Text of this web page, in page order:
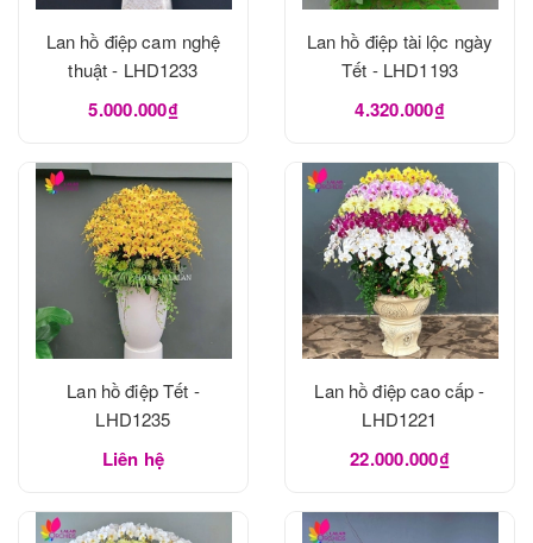
Lan hồ điệp cam nghệ
thuật - LHD1233
5.000.000₫
Lan hồ điệp tài lộc ngày
Tết - LHD1193
4.320.000₫
Lan hồ điệp Tết -
LHD1235
Liên hệ
Lan hồ điệp cao cấp -
LHD1221
22.000.000₫